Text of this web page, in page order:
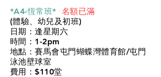
*A4-恆常班* 名額已滿
(體驗、幼兒及初班)
日期：逢星期六
時間：1-2pm
地點：賽馬會屯門蝴蝶灣體育館/屯門
泳池壁球室
費用：$110堂